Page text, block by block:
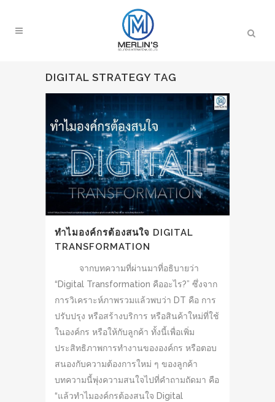
DIGITAL STRATEGY TAG
ทำไมองค์กรต้องสนใจ DIGITAL
TRANSFORMATION
จากบทความที่ผ่านมาที่อธิบายว่า
“Digital Transformation คืออะไร?” ซึ่งจาก
การวิเคราะห์ภาพรวมแล้วพบว่า DT คือ การ
ปรับปรุง หรือสร้างบริการ หรือสินค้าใหม่ที่ใช้
ในองค์กร หรือให้กับลูกค้า ทั้งนี้เพื่อเพิ่ม
ประสิทธิภาพการทำงานขององค์กร หรือตอบ
สนองกับความต้องการใหม่ ๆ ของลูกค้า
บทความนี้พุ่งความสนใจไปที่คำถามถัดมา คือ
“แล้วทำไมองค์กรต้องสนใจ Digital